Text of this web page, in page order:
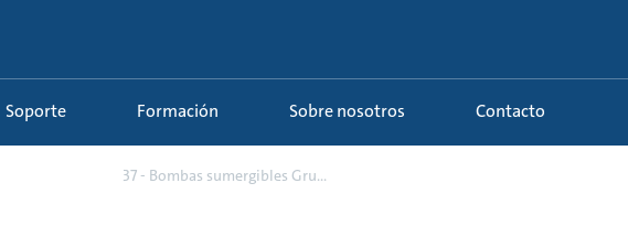
Soporte Formación Sobre nosotros Contacto
37 - Bombas sumergibles Gru...